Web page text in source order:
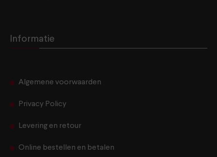
Informatie
Algemene voorwaarden
Privacy Policy
Levering en retour
Online bestellen en betalen